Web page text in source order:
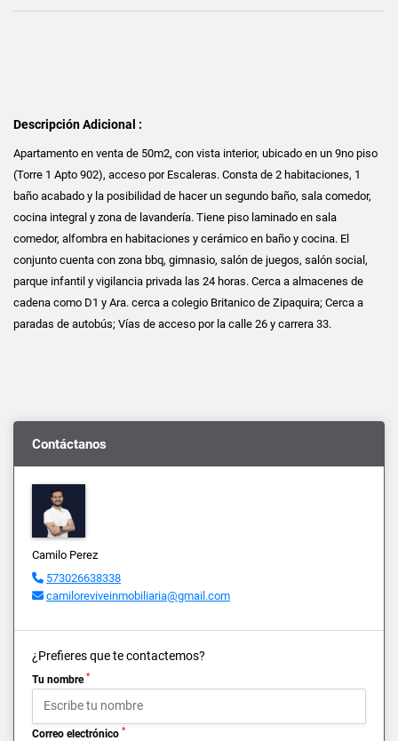
Descripción Adicional :
Apartamento en venta de 50m2, con vista interior, ubicado en un 9no piso
(Torre 1 Apto 902), acceso por Escaleras. Consta de 2 habitaciones, 1
baño acabado y la posibilidad de hacer un segundo baño, sala comedor,
cocina integral y zona de lavandería. Tiene piso laminado en sala
comedor, alfombra en habitaciones y cerámico en baño y cocina. El
conjunto cuenta con zona bbq, gimnasio, salón de juegos, salón social,
parque infantil y vigilancia privada las 24 horas. Cerca a almacenes de
cadena como D1 y Ara. cerca a colegio Britanico de Zipaquira; Cerca a
paradas de autobús; Vías de acceso por la calle 26 y carrera 33.
Contáctanos
Camilo Perez
573026638338
camiloreviveinmobiliaria@gmail.com
¿Prefieres que te contactemos?
Tu nombre *
Correo electrónico *